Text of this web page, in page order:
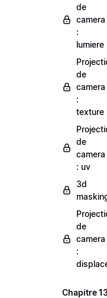
de
camera
:
lumiere
de
camera
:
texture
de
camera
: uv
3d
de
camera
:
Chapitre